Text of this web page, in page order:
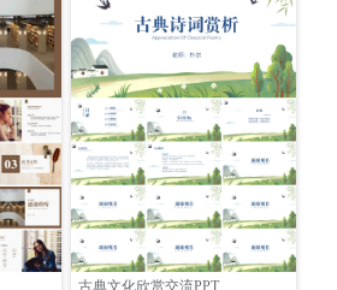
古典文化欣赏交流PPT